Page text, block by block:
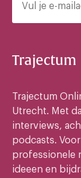
Trajectum
Trajectum
Utrecht. Met
interviews,
podcasts.
professionele
ideeen en